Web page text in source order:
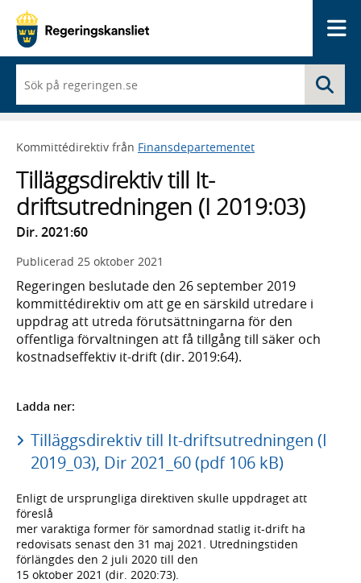
du
börjar
skriva
framträder
lista
med
sökförslag
Kommittédirektiv från Finansdepartementet
Tilläggsdirektiv till It-
driftsutredningen (I 2019:03)
Dir. 2021:60
Publicerad 25 oktober 2021
Regeringen beslutade den 26 september 2019
kommittédirektiv om att ge en särskild utredare i
uppdrag att utreda förutsättningarna för den
offentliga förvaltningen att få tillgång till säker och
kostnadseffektiv it-drift (dir. 2019:64).
Ladda ner:
Tilläggsdirektiv till It-driftsutredningen (I
2019_03), Dir 2021_60 (pdf 106 kB)
Enligt de ursprungliga direktiven skulle uppdraget att
föreslå
mer varaktiga former för samordnad statlig it-drift ha
redovisats senast den 31 maj 2021. Utredningstiden
förlängdes den 2 juli 2020 till den
15 oktober 2021 (dir. 2020:73).